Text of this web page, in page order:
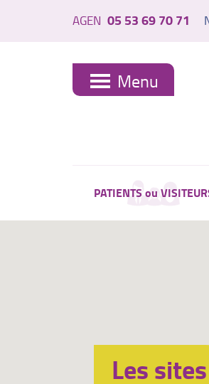
AGEN 05 53 69 70 71
Menu
PATIENTS ou
Les sites